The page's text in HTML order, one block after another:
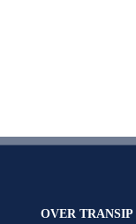
OVER TRANSIP